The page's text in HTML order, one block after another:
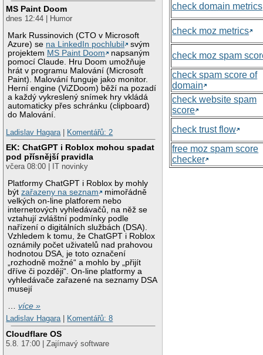
MS Paint Doom
dnes 12:44 | Humor
Mark Russinovich (CTO v Microsoft
Azure) se na LinkedIn pochlubil
svým
projektem MS Paint Doom
napsaným
pomocí Claude. Hru Doom umožňuje
hrát v programu Malování (Microsoft
Paint). Malování funguje jako monitor.
Herní engine (ViZDoom) běží na pozadí
a každý vykreslený snímek hry vkládá
automaticky přes schránku (clipboard)
do Malování.
Ladislav Hagara
Komentářů: 2
EK: ChatGPT i Roblox mohou spadat
pod přísnější pravidla
včera 08:00 | IT novinky
Platformy ChatGPT i Roblox by mohly
býtzařazeny na seznam
mimořádně
velkých on-line platforem nebo
internetových vyhledávačů, na něž se
vztahují zvláštní podmínky podle
nařízení o digitálních službách (DSA).
Vzhledem k tomu, že ChatGPT i Roblox
oznámily počet uživatelů nad prahovou
hodnotou DSA, je toto označení
„rozhodně možné“ a mohlo by „přijít
dříve či později“. On-line platformy a
vyhledávače zařazené na seznamy DSA
musejí
…více »
Ladislav Hagara| Komentářů: 8
Cloudflare OS
5.8. 17:00 | Zajímavý software
check domain metrics
check moz metrics
check moz spam
check spam score of
domain
check website spam
score
check trust flow
free moz spam score
checker